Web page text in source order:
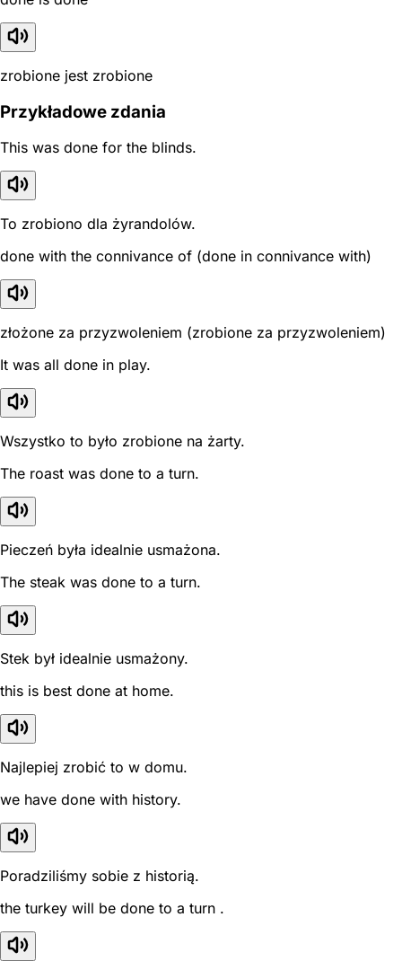
zrobione jest zrobione
Przykładowe zdania
This was done for the blinds.
To zrobiono dla żyrandolów.
done with the connivance of (done in connivance with)
złożone za przyzwoleniem (zrobione za przyzwoleniem)
It was all done in play.
Wszystko to było zrobione na żarty.
The roast was done to a turn.
Pieczeń była idealnie usmażona.
The steak was done to a turn.
Stek był idealnie usmażony.
this is best done at home.
Najlepiej zrobić to w domu.
we have done with history.
Poradziliśmy sobie z historią.
the turkey will be done to a turn .